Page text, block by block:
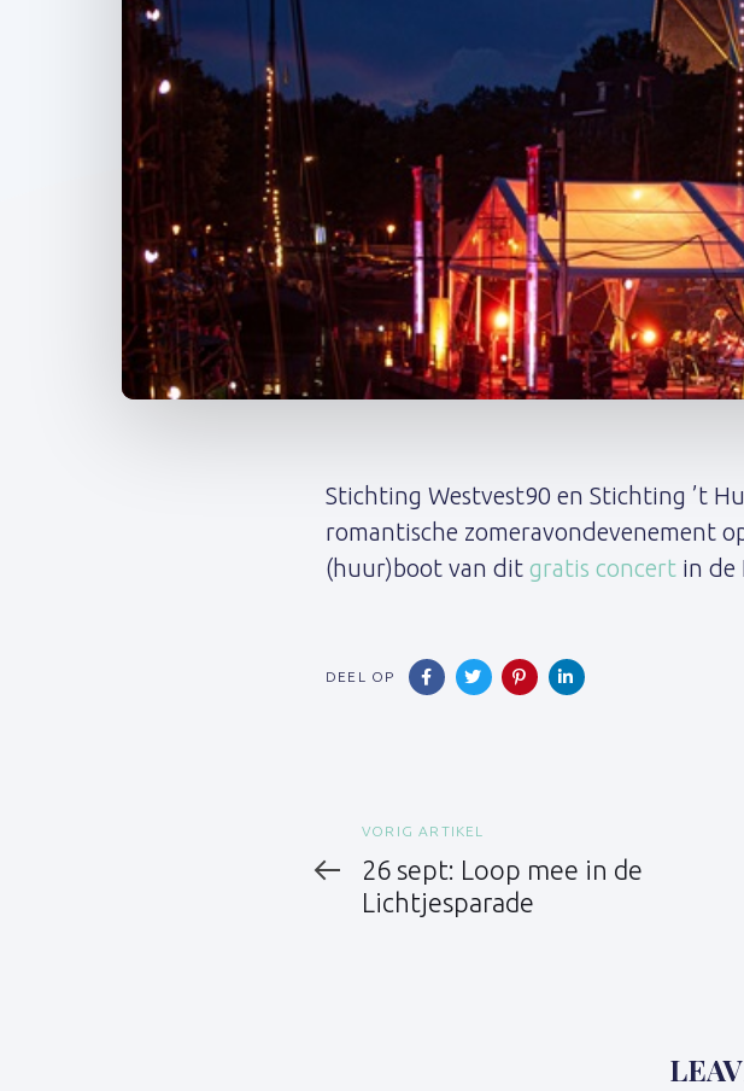
Stichting Westvest90 en Stichting ’t
romantische zomeravondevenement
(huur)boot van dit gratis concert in de
DEEL OP
navigation
Vorig
artikel
VORIG ARTIKEL
26 sept: Loop mee in de
Lichtjesparade